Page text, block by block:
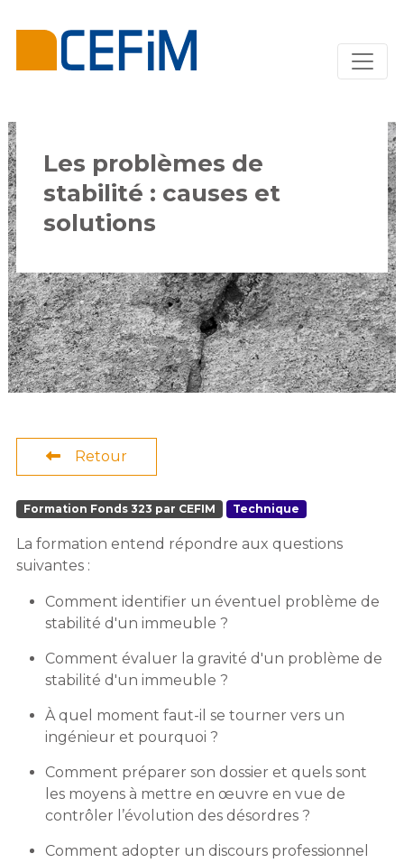
Les problèmes de
stabilité : causes et
solutions
Retour
Formation Fonds 323 par CEFIM Technique
La formation entend répondre aux questions
suivantes :
Comment identifier un éventuel problème de
stabilité d'un immeuble ?
Comment évaluer la gravité d'un problème de
stabilité d'un immeuble ?
À quel moment faut-il se tourner vers un
ingénieur et pourquoi ?
Comment préparer son dossier et quels sont
les moyens à mettre en œuvre en vue de
contrôler l’évolution des désordres ?
Comment adopter un discours professionnel